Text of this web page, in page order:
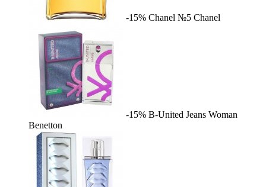
-15% Chanel №5 Chanel
-15% B-United Jeans Woman
Benetton